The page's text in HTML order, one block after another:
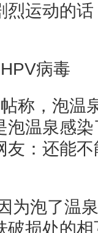
烈运动的
病毒
称，泡温
泡温泉感
友：还能
为泡了温
破损处的